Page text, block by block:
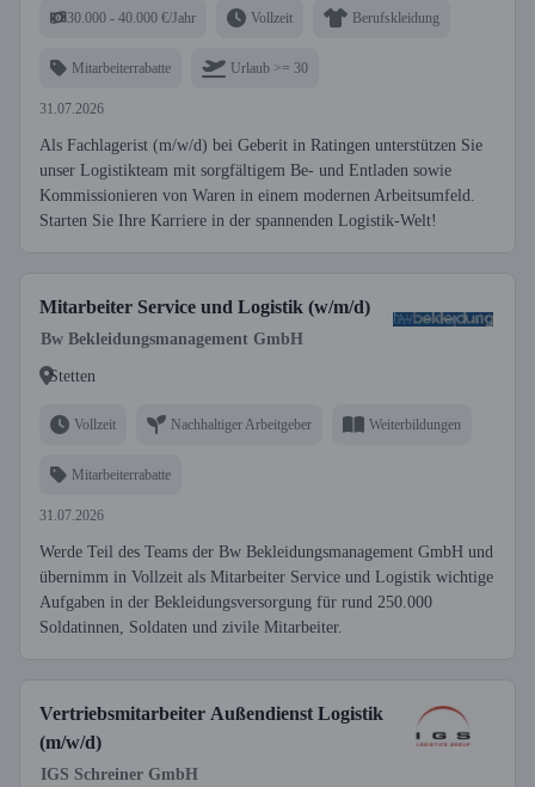
30.000 - 40.000 €/Jahr Vollzeit Berufskleidung
Mitarbeiterrabatte Urlaub >= 30
31.07.2026
Als Fachlagerist (m/w/d) bei Geberit in Ratingen unterstützen Sie
unser Logistikteam mit sorgfältigem Be- und Entladen sowie
Kommissionieren von Waren in einem modernen Arbeitsumfeld.
Starten Sie Ihre Karriere in der spannenden Logistik-Welt!
Mitarbeiter Service und Logistik (w/m/d)
Bw Bekleidungsmanagement GmbH
Stetten
Vollzeit Nachhaltiger Arbeitgeber Weiterbildungen
Mitarbeiterrabatte
31.07.2026
Werde Teil des Teams der Bw Bekleidungsmanagement GmbH und
übernimm in Vollzeit als Mitarbeiter Service und Logistik wichtige
Aufgaben in der Bekleidungsversorgung für rund 250.000
Soldatinnen, Soldaten und zivile Mitarbeiter.
Vertriebsmitarbeiter Außendienst Logistik
(m/w/d)
IGS Schreiner GmbH